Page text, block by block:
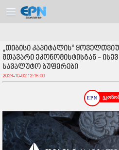
„თიბისი კაპიტალის“
მთავარი ეკონომისტისგან -
სავალუტო ბუფერები
2024-10-02 12:16:00